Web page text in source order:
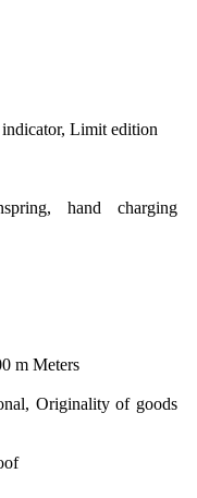
Limit edition
hand charging
m Meters
Originality of goods